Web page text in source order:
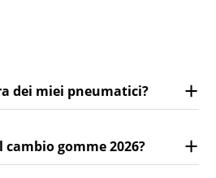
dei miei pneumatici?
gomme 2026?